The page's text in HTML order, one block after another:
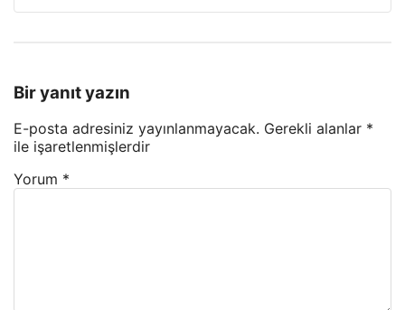
Bir yanıt yazın
E-posta adresiniz yayınlanmayacak. Gerekli alanlar *
ile işaretlenmişlerdir
Yorum *